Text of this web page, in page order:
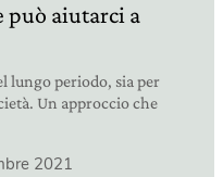
può aiutarci a
lungo periodo, sia per
Un approccio che
2021